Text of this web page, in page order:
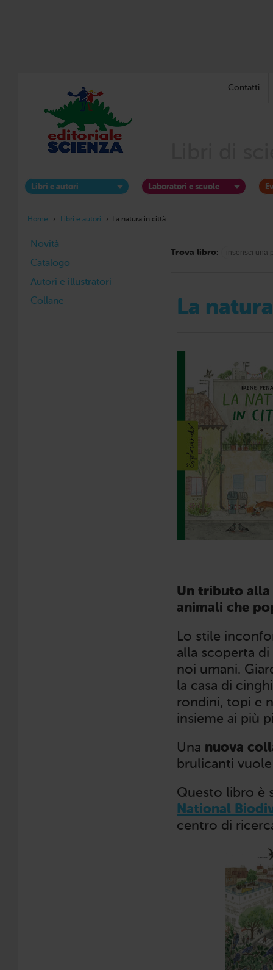
Contatti
Libri e autori Laboratori e scuole
Home › Libri e autori › La natura in città
Novità
Catalogo
Autori e illustratori
Collane
Trova libro:
La
Un tributo alla
animali che
Lo stile
alla scoperta di
noi umani.
la casa di
rondini, topi e
insieme ai più
Una nuova
brulicanti
Questo libro è
National
centro di